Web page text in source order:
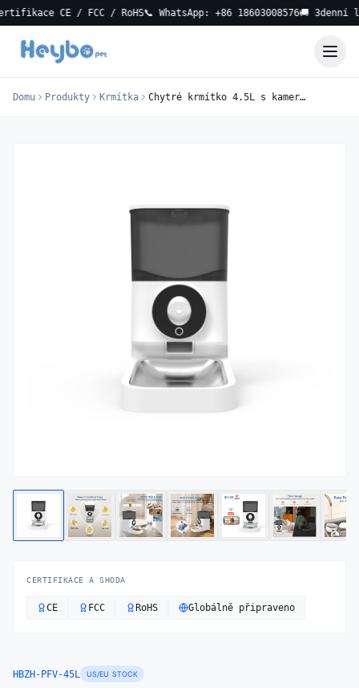
CE / FCC / RoHS📞 WhatsApp: +86 18603008576🚚 3denní
Domu Produkty Krmítka Chytré krmítko 4.5L s kamerou
CERTIFIKACE A SHODA
CE FCC RoHS Globálně připraveno
HBZH-PFV-45L US/EU STOCK